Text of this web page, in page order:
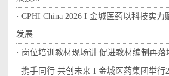
· CPHI China 2026 I 金城医药以科技实
发展
· 岗位培训教材现场讲 促进教材编制再落
· 携手同行 共创未来 I 金城医药集团举行